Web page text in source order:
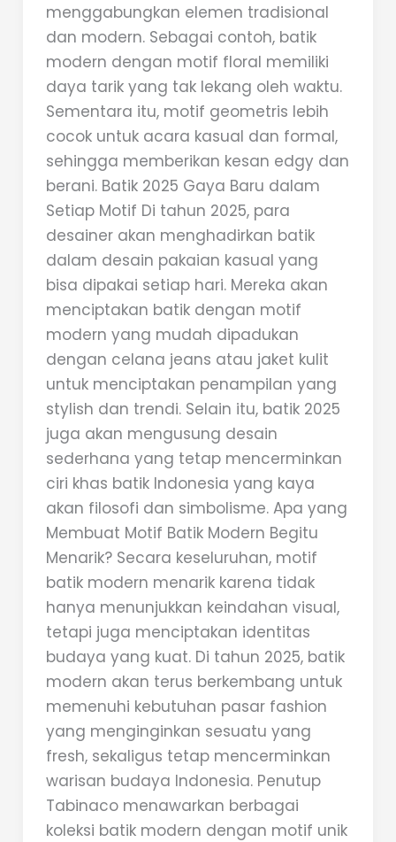
menggabungkan elemen tradisional
dan modern. Sebagai contoh, batik
modern dengan motif floral memiliki
daya tarik yang tak lekang oleh waktu.
Sementara itu, motif geometris lebih
cocok untuk acara kasual dan formal,
sehingga memberikan kesan edgy dan
berani. Batik 2025 Gaya Baru dalam
Setiap Motif Di tahun 2025, para
desainer akan menghadirkan batik
dalam desain pakaian kasual yang
bisa dipakai setiap hari. Mereka akan
menciptakan batik dengan motif
modern yang mudah dipadukan
dengan celana jeans atau jaket kulit
untuk menciptakan penampilan yang
stylish dan trendi. Selain itu, batik 2025
juga akan mengusung desain
sederhana yang tetap mencerminkan
ciri khas batik Indonesia yang kaya
akan filosofi dan simbolisme. Apa yang
Membuat Motif Batik Modern Begitu
Menarik? Secara keseluruhan, motif
batik modern menarik karena tidak
hanya menunjukkan keindahan visual,
tetapi juga menciptakan identitas
budaya yang kuat. Di tahun 2025, batik
modern akan terus berkembang untuk
memenuhi kebutuhan pasar fashion
yang menginginkan sesuatu yang
fresh, sekaligus tetap mencerminkan
warisan budaya Indonesia. Penutup
Tabinaco menawarkan berbagai
koleksi batik modern dengan motif unik